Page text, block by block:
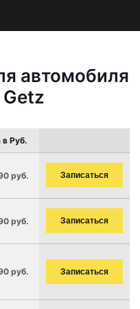
автомобиля
Руб.
руб. Записаться
руб. Записаться
руб. Записаться